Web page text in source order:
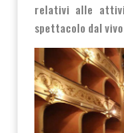
relativi alle
spettacolo dal